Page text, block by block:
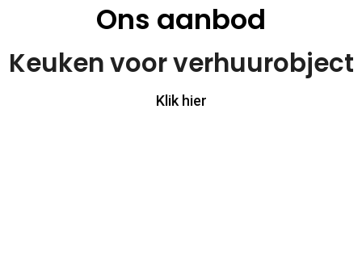
Ons aanbod
Keuken voor verhuurobject
Klik hier